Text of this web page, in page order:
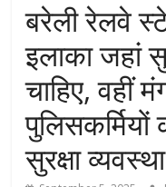
बरेली रेलवे
इलाका जहां
चाहिए, वहीं
सुरक्षा